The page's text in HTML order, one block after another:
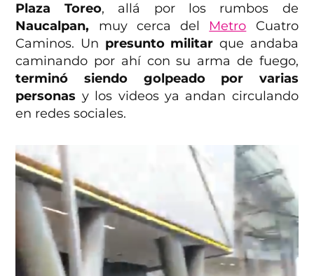
Plaza Toreo, allá por los rumbos de
Naucalpan, muy cerca del Metro Cuatro
Caminos. Un presunto militar que andaba
caminando por ahí con su arma de fuego,
terminó siendo golpeado por varias
personas y los videos ya andan circulando
en redes sociales.